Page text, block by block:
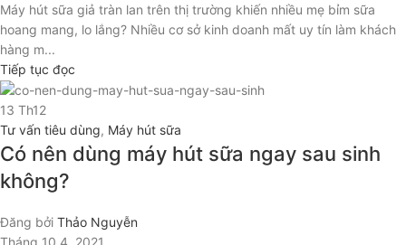
Máy hút sữa giả tràn lan trên thị trường khiến nhiều mẹ bỉm sữa
hoang mang, lo lắng? Nhiều cơ sở kinh doanh mất uy tín làm khách
hàng m...
Tiếp tục đọc
13 Th12
Tư vấn tiêu dùng, Máy hút sữa
Có nên dùng máy hút sữa ngay sau sinh
không?
Đăng bởi Thảo Nguyễn